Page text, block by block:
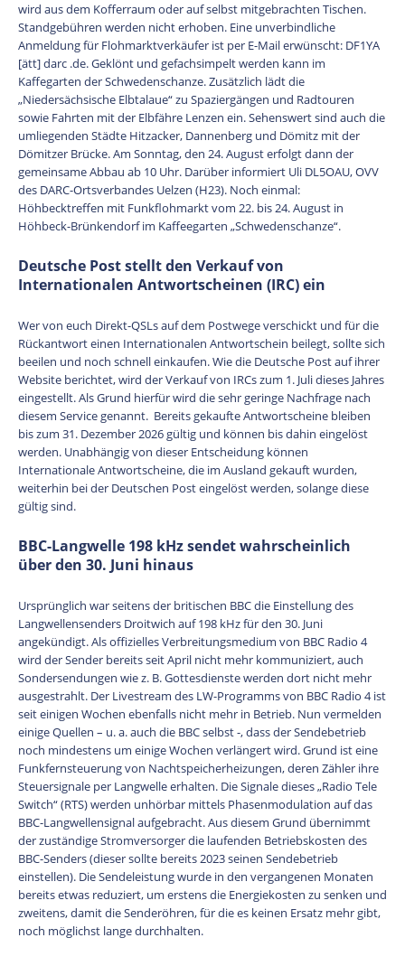
wird aus dem Kofferraum oder auf selbst mitgebrachten Tischen.
Standgebühren werden nicht erhoben. Eine unverbindliche
Anmeldung für Flohmarktverkäufer ist per E-Mail erwünscht: DF1YA
[ätt] darc .de. Geklönt und gefachsimpelt werden kann im
Kaffegarten der Schwedenschanze. Zusätzlich lädt die
„Niedersächsische Elbtalaue“ zu Spaziergängen und Radtouren
sowie Fahrten mit der Elbfähre Lenzen ein. Sehenswert sind auch die
umliegenden Städte Hitzacker, Dannenberg und Dömitz mit der
Dömitzer Brücke. Am Sonntag, den 24. August erfolgt dann der
gemeinsame Abbau ab 10 Uhr. Darüber informiert Uli DL5OAU, OVV
des DARC-Ortsverbandes Uelzen (H23). Noch einmal:
Höhbecktreffen mit Funkflohmarkt vom 22. bis 24. August in
Höhbeck-Brünkendorf im Kaffeegarten „Schwedenschanze“.
Deutsche Post stellt den Verkauf von
Internationalen Antwortscheinen (IRC) ein
Wer von euch Direkt-QSLs auf dem Postwege verschickt und für die
Rückantwort einen Internationalen Antwortschein beilegt, sollte sich
beeilen und noch schnell einkaufen. Wie die Deutsche Post auf ihrer
Website berichtet, wird der Verkauf von IRCs zum 1. Juli dieses Jahres
eingestellt. Als Grund hierfür wird die sehr geringe Nachfrage nach
diesem Service genannt. Bereits gekaufte Antwortscheine bleiben
bis zum 31. Dezember 2026 gültig und können bis dahin eingelöst
werden. Unabhängig von dieser Entscheidung können
Internationale Antwortscheine, die im Ausland gekauft wurden,
weiterhin bei der Deutschen Post eingelöst werden, solange diese
gültig sind.
BBC-Langwelle 198 kHz sendet wahrscheinlich
über den 30. Juni hinaus
Ursprünglich war seitens der britischen BBC die Einstellung des
Langwellensenders Droitwich auf 198 kHz für den 30. Juni
angekündigt. Als offizielles Verbreitungsmedium von BBC Radio 4
wird der Sender bereits seit April nicht mehr kommuniziert, auch
Sondersendungen wie z. B. Gottesdienste werden dort nicht mehr
ausgestrahlt. Der Livestream des LW-Programms von BBC Radio 4 ist
seit einigen Wochen ebenfalls nicht mehr in Betrieb. Nun vermelden
einige Quellen – u. a. auch die BBC selbst -, dass der Sendebetrieb
noch mindestens um einige Wochen verlängert wird. Grund ist eine
Funkfernsteuerung von Nachtspeicherheizungen, deren Zähler ihre
Steuersignale per Langwelle erhalten. Die Signale dieses „Radio Tele
Switch“ (RTS) werden unhörbar mittels Phasenmodulation auf das
BBC-Langwellensignal aufgebracht. Aus diesem Grund übernimmt
der zuständige Stromversorger die laufenden Betriebskosten des
BBC-Senders (dieser sollte bereits 2023 seinen Sendebetrieb
einstellen). Die Sendeleistung wurde in den vergangenen Monaten
bereits etwas reduziert, um erstens die Energiekosten zu senken und
zweitens, damit die Senderöhren, für die es keinen Ersatz mehr gibt,
noch möglichst lange durchhalten.